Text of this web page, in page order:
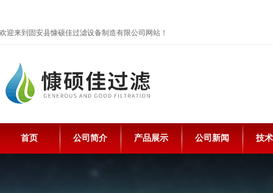
欢迎来到固安县慷硕佳过滤设备制造有限公司网站！
首页 公司简介 产品展示 公司新闻 技